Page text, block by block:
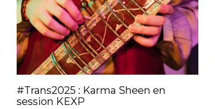
#Trans2025 : Karma Sheen en
session KEXP